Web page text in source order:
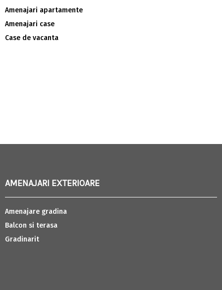
Amenajari apartamente
Amenajari case
Case de vacanta
AMENAJARI EXTERIOARE
Amenajare gradina
Balcon si terasa
Gradinarit